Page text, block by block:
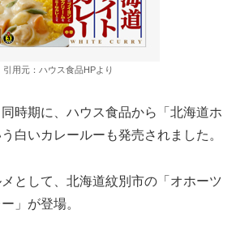
引用元：ハウス食品HPより
時期に、ハウス食品から「北海道ホ
白いカレールーも発売されました。
として、北海道紋別市の「オホーツ
」が登場。